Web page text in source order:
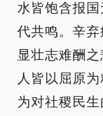
水皆饱含报
代共鸣。辛
显壮志难酬
人皆以屈原
为对社稷民